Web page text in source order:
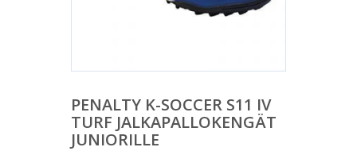
PENALTY K-SOCCER S11 IV
TURF JALKAPALLOKENGÄT
JUNIORILLE